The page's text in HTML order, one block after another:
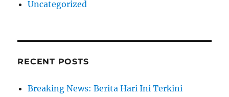
Uncategorized
RECENT POSTS
Breaking News: Berita Hari Ini Terkini